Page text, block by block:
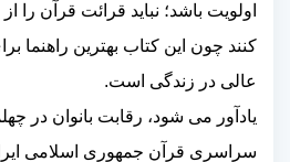
اولویت باشد؛ نباید قرائت قرآن را
کنند چون این کتاب بهترین راهنما
عالی در زندگی است.
یادآور می شود، رقابت بانوان در
سراسری قرآن جمهوری اسلامی